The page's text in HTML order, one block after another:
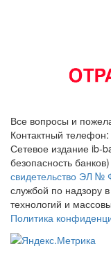
Все вопросы и
Контактный телефон:
Сетевое издание ib-
безопасность
свидетельство ЭЛ №
службой по надзору
технологий и
Политика